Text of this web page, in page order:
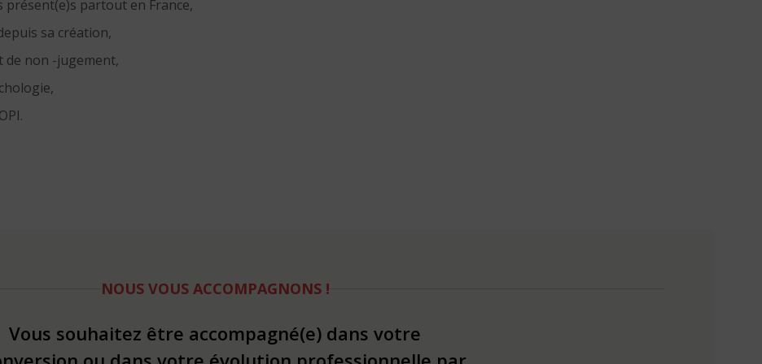
présent(e)s partout en France,
sa création,
de non -jugement,
NOUS VOUS ACCOMPAGNONS !
Vous souhaitez être accompagné(e) dans votre